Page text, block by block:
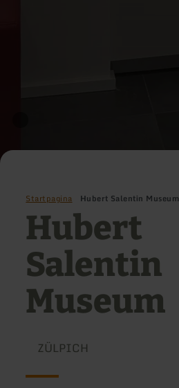
Startpagina Hubert Salentin Museum
Hubert
Salentin
Museum
ZÜLPICH